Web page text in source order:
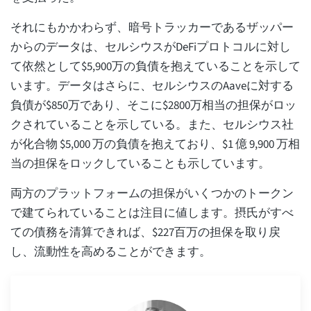
それにもかかわらず、暗号トラッカーであるザッパー
からのデータは、セルシウスがDeFiプロトコルに対し
て依然として$5,900万の負債を抱えていることを示して
います。データはさらに、セルシウスのAaveに対する
負債が$850万であり、そこに$2800万相当の担保がロッ
クされていることを示している。また、セルシウス社
が化合物 $5,000 万の負債を抱えており、$1 億 9,900 万相
当の担保をロックしていることも示しています。
両方のプラットフォームの担保がいくつかのトークン
で建てられていることは注目に値します。摂氏がすべ
ての債務を清算できれば、$227百万の担保を取り戻
し、流動性を高めることができます。